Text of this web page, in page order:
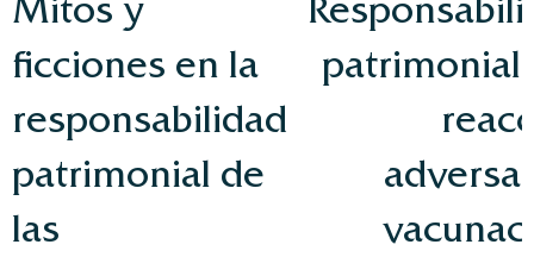
Mitos y
ficciones en la
responsabilidad
patrimonial de
las
patrimonial
adversa